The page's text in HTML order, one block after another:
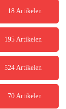
18 Artikelen
195 Artikelen
524 Artikelen
70 Artikelen